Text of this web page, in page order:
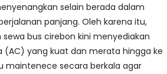
selain berada dalam
panjang. Oleh karena itu,
bus cirebon kini menyediakan
(AC) yang kuat dan merata hingga ke
maintenece secara berkala agar